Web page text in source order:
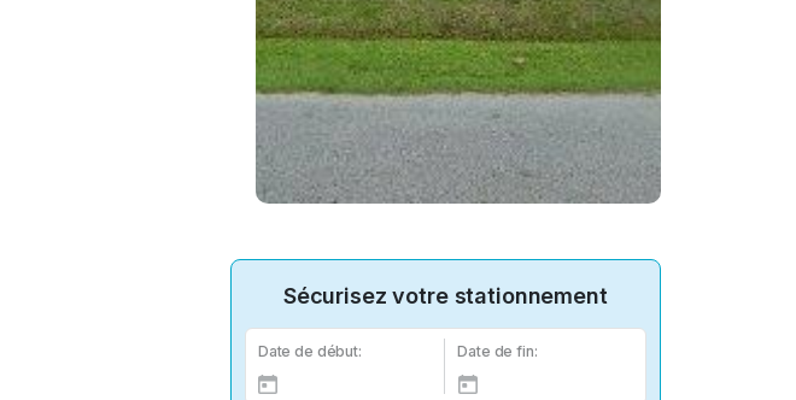
Sécurisez votre stationnement
Date de début: Date de fin: